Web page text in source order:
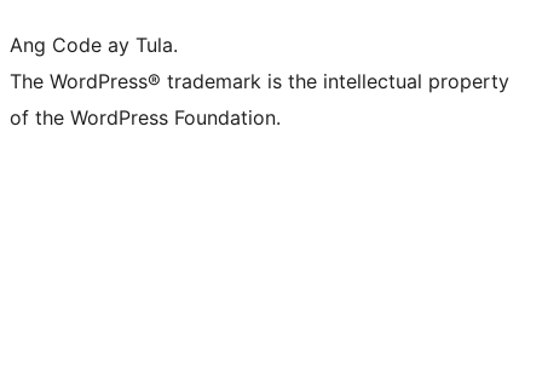
Ang Code ay Tula.
The WordPress® trademark is the intellectual property
of the WordPress Foundation.